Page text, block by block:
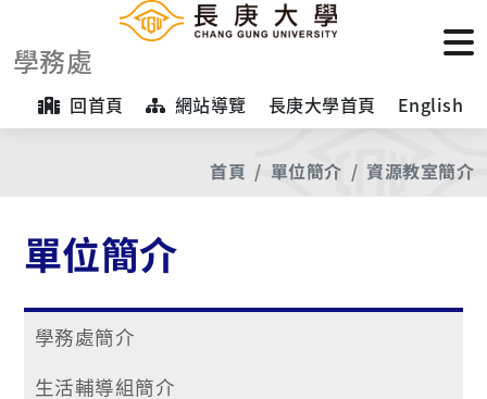
學務處
回首頁 網站導覽 長庚大學首頁 English
首頁 單位簡介 資源教室簡介
單位簡介
學務處簡介
生活輔導組簡介